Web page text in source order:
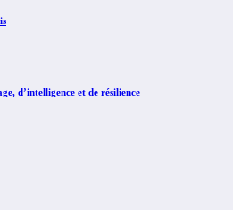
d’intelligence et de résilience